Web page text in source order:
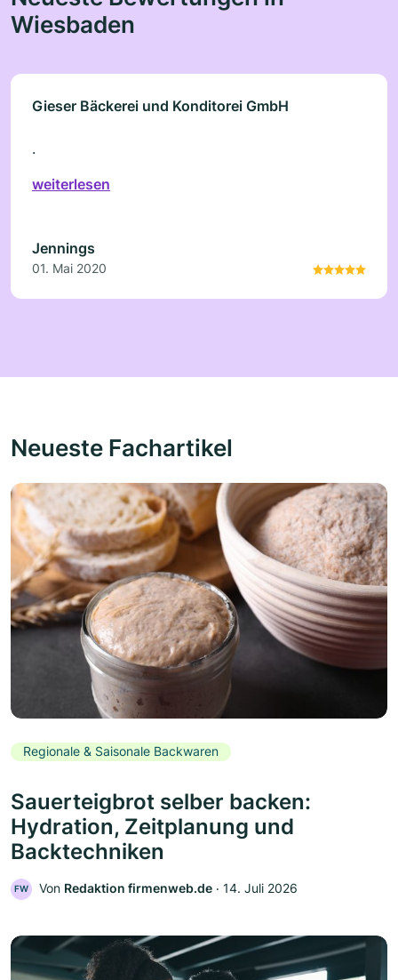
Wiesbaden
Gieser Bäckerei und Konditorei GmbH
.
weiterlesen
Jennings
01. Mai 2020
Neueste Fachartikel
Regionale & Saisonale Backwaren
Sauerteigbrot selber backen:
Hydration, Zeitplanung und
Backtechniken
FW Von Redaktion firmenweb.de ‧ 14. Juli 2026